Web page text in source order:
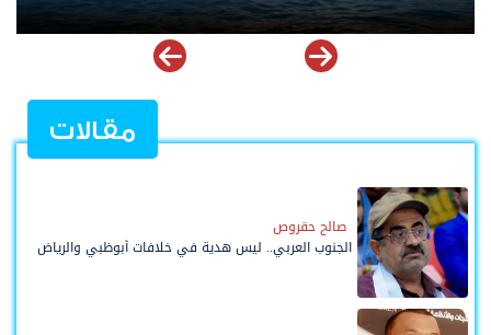
مقالات
صالح حقروص
الجنوب العربي.. ليس هدية في خلافات أبوظبي والرياض